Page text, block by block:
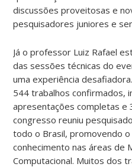
discussões proveitosas e
pesquisadores juniores e
Já o professor Luiz Rafael
das sessões técnicas do
uma experiência
544 trabalhos confirmados,
apresentações completas e
congresso reuniu
todo o Brasil, promovendo
conhecimento nas áreas de
Computacional. Muitos dos